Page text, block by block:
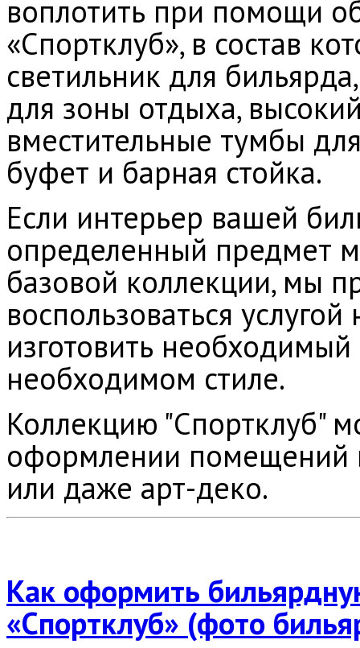
воплотить при помощи
«Спортклуб», в состав
светильник для
для зоны отдыха,
вместительные тумбы
буфет и барная стойка.
Если интерьер вашей
определенный предмет
базовой коллекции, мы
воспользоваться
изготовить
необходимом стиле.
Коллекцию "Спортклуб"
оформлении помещений
или даже арт-деко.
Как оформить
«Спортклуб» (фото